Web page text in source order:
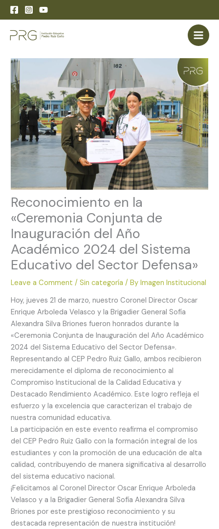
Skip
content
Reconocimiento en la
«Ceremonia Conjunta de
Inauguración del Año
Académico 2024 del Sistema
Educativo del Sector Defensa»
Leave a Comment /Sin categoría / ByImagen Institucional
Hoy, jueves 21 de marzo, nuestro Coronel Director Oscar
Enrique Arboleda Velasco y la Brigadier General Sofía
Alexandra Silva Briones fueron honrados durante la
«Ceremonia Conjunta de Inauguración del Año Académico
2024 del Sistema Educativo del Sector Defensa».
Representando al CEP Pedro Ruiz Gallo, ambos recibieron
merecidamente el diploma de reconocimiento al
Compromiso Institucional de la Calidad Educativa y
Destacado Rendimiento Académico. Este logro refleja el
esfuerzo y la excelencia que caracterizan el trabajo de
nuestra comunidad educativa.
La participación en este evento reafirma el compromiso
del CEP Pedro Ruiz Gallo con la formación integral de los
estudiantes y con la promoción de una educación de alta
calidad, contribuyendo de manera significativa al desarrollo
del sistema educativo nacional.
¡Felicitamos al Coronel Director Oscar Enrique Arboleda
Velasco y a la Brigadier General Sofía Alexandra Silva
Briones por este prestigioso reconocimiento y su
destacada representación de nuestra institución!